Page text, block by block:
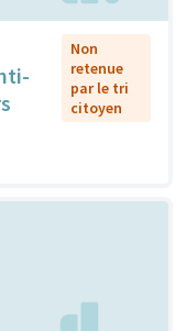
Non
retenue
par le tri
citoyen